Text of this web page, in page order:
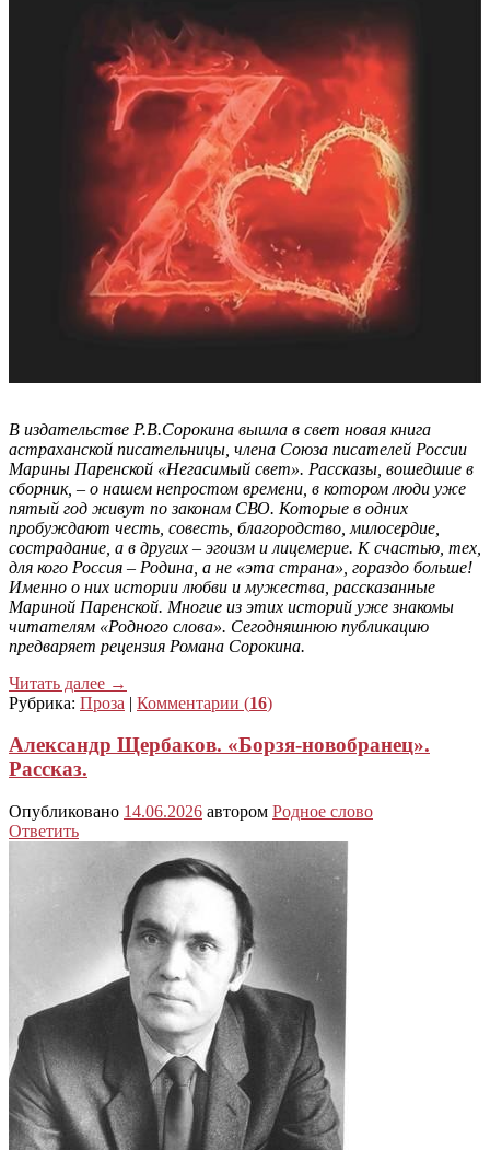
В издательстве Р.В.Сорокина вышла в свет новая книга
астраханской писательницы, члена Союза писателей России
Марины Паренской «Негасимый свет». Рассказы, вошедшие в
сборник, – о нашем непростом времени, в котором люди уже
пятый год живут по законам СВО. Которые в одних
пробуждают честь, совесть, благородство, милосердие,
сострадание, а в других – эгоизм и лицемерие. К счастью, тех,
для кого Россия – Родина, а не «эта страна», гораздо больше!
Именно о них истории любви и мужества, рассказанные
Мариной Паренской. Многие из этих историй уже знакомы
читателям «Родного слова». Сегодняшнюю публикацию
предваряет рецензия Романа Сорокина.
Читать далее →
Рубрика: Проза | Комментарии (16)
Александр Щербаков. «Борзя-новобранец».
Рассказ.
Опубликовано 14.06.2026 автором Родное слово
Ответить